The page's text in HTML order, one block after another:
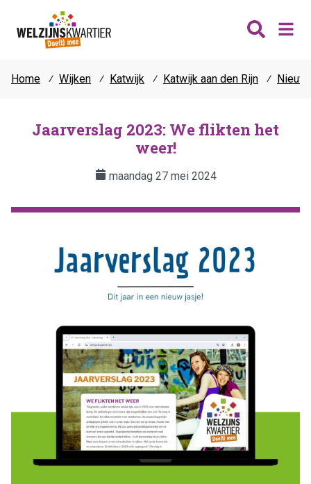
Noordwijk
Teylingen
Jongeren
Fit & vitaal
Mantelzorg
Contact
Home ⁄ Wijken ⁄ Katwijk ⁄ Katwijk aan den Rijn ⁄
Jaarverslag 2023: We flikten het
weer!
maandag 27 mei 2024